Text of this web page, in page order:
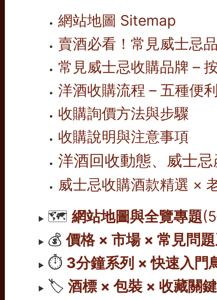
網站地圖 Sitemap
賣酒必看！常見威士忌
常見威士忌收購品牌 –
洋酒收購流程 – 五種便
收購詢價方法與步驟
收購說明與注意事項
洋酒回收動態、威士
威士忌收購酒款精選 ×
🗺️網站地圖與全覽專題
💰價格 × 市場 × 常見問
⏱️ 3分鐘系列 × 快速入門
🏷️酒標 × 包裝 × 收藏關鍵